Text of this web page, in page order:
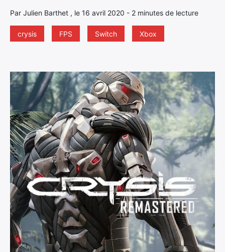
Par Julien Barthet , le 16 avril 2020 - 2 minutes de lecture
crysis FPS Switch Xbox